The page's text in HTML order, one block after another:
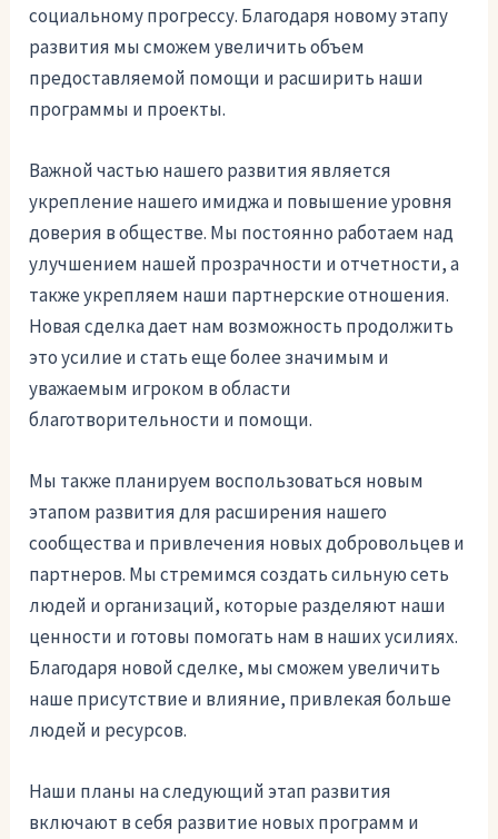
социальному прогрессу. Благодаря новому этапу
развития мы сможем увеличить объем
предоставляемой помощи и расширить наши
программы и проекты.
Важной частью нашего развития является
укрепление нашего имиджа и повышение уровня
доверия в обществе. Мы постоянно работаем над
улучшением нашей прозрачности и отчетности, а
также укрепляем наши партнерские отношения.
Новая сделка дает нам возможность продолжить
это усилие и стать еще более значимым и
уважаемым игроком в области
благотворительности и помощи.
Мы также планируем воспользоваться новым
этапом развития для расширения нашего
сообщества и привлечения новых добровольцев и
партнеров. Мы стремимся создать сильную сеть
людей и организаций, которые разделяют наши
ценности и готовы помогать нам в наших усилиях.
Благодаря новой сделке, мы сможем увеличить
наше присутствие и влияние, привлекая больше
людей и ресурсов.
Наши планы на следующий этап развития
включают в себя развитие новых программ и